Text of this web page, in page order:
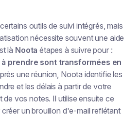
outils de suivi intégrés, mais
nécessite souvent une aide
là Noota étapes à suivre pour :
à prendre sont transformées en
une réunion, Noota identifie les
et les délais à partir de votre
de vos notes. Il utilise ensuite ce
un brouillon d'e-mail reflétant